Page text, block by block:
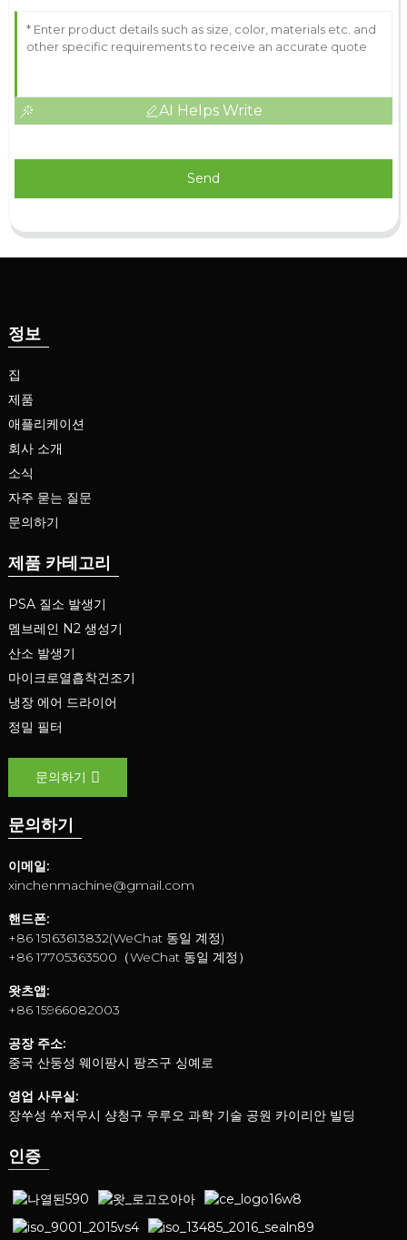
AI Helps Write
Send
정보
집
제품
애플리케이션
회사 소개
소식
자주 묻는 질문
문의하기
제품 카테고리
PSA 질소 발생기
멤브레인 N2 생성기
산소 발생기
마이크로열흡착건조기
냉장 에어 드라이어
정밀 필터
문의하기
문의하기
이메일:
xinchenmachine@gmail.com
핸드폰:
+86 15163613832(WeChat 동일 계정)
+86 17705363500（WeChat 동일 계정）
왓츠앱:
+86 15966082003
공장 주소:
중국 산둥성 웨이팡시 팡즈구 싱예로
영업 사무실:
장쑤성 쑤저우시 샹청구 우루오 과학 기술 공원 카이리안 빌딩
인증